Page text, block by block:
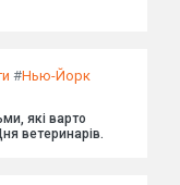
#Нью-Йорк
які варто
ветеринарів.